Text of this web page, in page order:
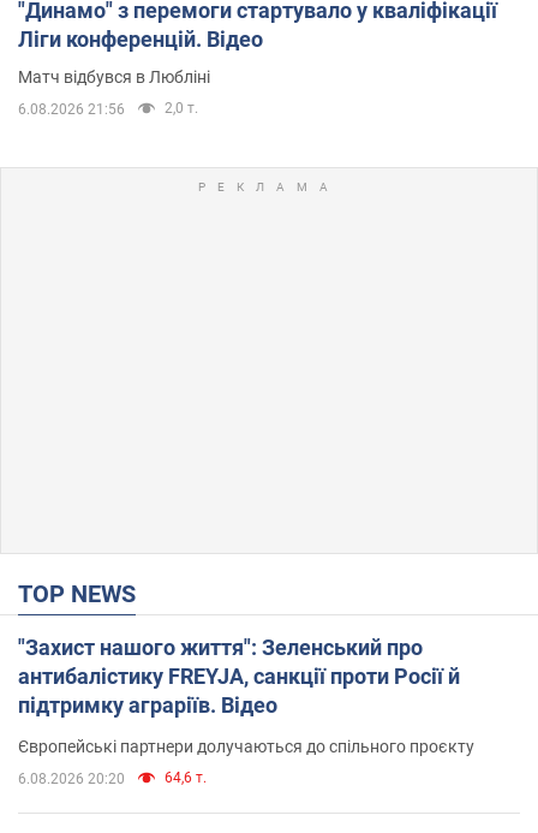
"Динамо" з перемоги стартувало у кваліфікації
Ліги конференцій. Відео
Матч відбувся в Любліні
6.08.2026 21:56 2,0 т.
TOP NEWS
"Захист нашого життя": Зеленський про
антибалістику FREYJA, санкції проти Росії й
підтримку аграріїв. Відео
Європейські партнери долучаються до спільного проєкту
6.08.2026 20:20 64,6 т.